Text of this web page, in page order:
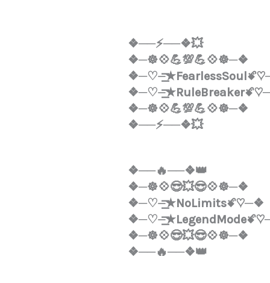
❖──⚡──❖💥
❖─☸💠💪💯💪💠☸─❖
❖─☸💠💪💯💪💠☸─❖
❖──⚡──❖💥
❖──🔥──❖👑
❖─☸💠😎💥😎💠☸─❖
❖─♡️⏤͟͟͞͞★NoLimitsꗄ♡️─❖
❖─☸💠😎💥😎💠☸─❖
❖──🔥──❖👑